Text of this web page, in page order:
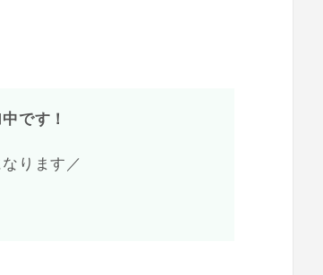
です！
ります／